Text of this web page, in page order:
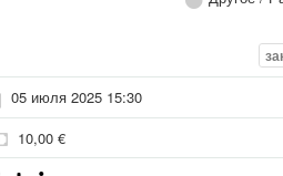
05 июля 2025 15:30
10,00 €